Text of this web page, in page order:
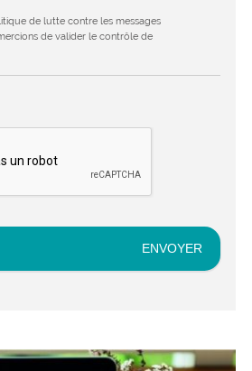
de lutte contre les messages
de valider le contrôle de